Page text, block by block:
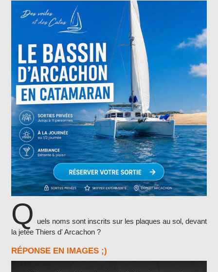
Q uels noms sont inscrits sur les plaques au sol, devant
la jetée Thiers d' Arcachon ?
RÉPONSE EN IMAGES ;)